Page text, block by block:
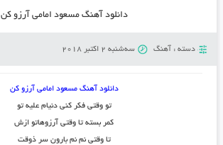
دانلود آهنگ مسعود امامی آرزو کن
دسته : آهنگ سه‌شنبه 2 اکتبر 2018
دانلود آهنگ مسعود امامی آرزو کن
تو وقتی فکر کنی دنیام علیه تو
کمر بسته تا وقتی آرزوهاتو ازش
تا وقتی نم نم بارون سر ذوقت